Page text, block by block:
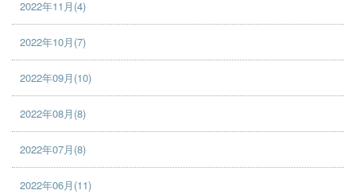
2022年11月(4)
2022年10月(7)
2022年09月(10)
2022年08月(8)
2022年07月(8)
2022年06月(11)